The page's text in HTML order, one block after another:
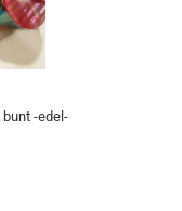
-edel-